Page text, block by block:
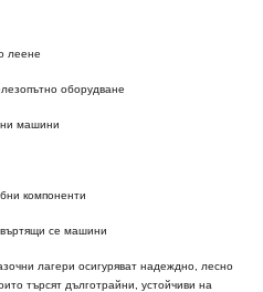
леене
оборудване
машини
компоненти
въртящи се машини
лагери осигуряват надеждно, лесно
търсят дълготрайни, устойчиви на